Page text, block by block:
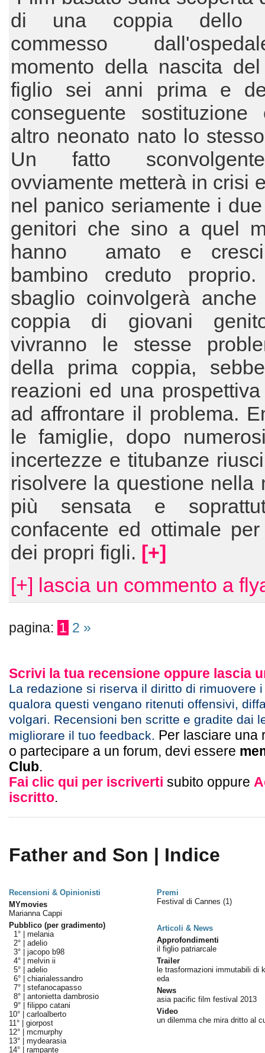
di una coppia dello
commesso
momento della nascita
figlio sei anni prima e
conseguente
altro neonato nato lo
Un fatto
ovviamente metterà in crisi
nel panico seriamente i
genitori che sino a quel
hanno amato e
bambino creduto
sbaglio coinvolgerà anche
coppia di giovani
vivranno le stesse
della prima coppia,
reazioni ed una
ad affrontare il problema.
le famiglie, dopo
incertezze e titubanze
risolvere la questione nella
più sensata e
confacente ed ottimale
dei propri figli. [+]
[+] lascia un commento a
pagina: 1 2 »
Scrivi la tua recensione oppure lascia
La redazione si riserva il diritto di rimuovere
qualora questi vengano ritenuti offensivi,
volgari. Recensioni ben scritte e gradite dai
migliorare il tuo feedback. Per lasciare una
o partecipare a un forum, devi essere
Club.
Fai clic qui per iscriverti subito oppure
iscritto.
Father and Son | Indice
Recensioni & Opinionisti
Premi
MYmovies
Marianna Cappi
Pubblico (per gradimento)
1° | melania
2° | adelio
3° | jacopo b98
4° | melvin ii
5° | adelio
6° | chiarialessandro
7° | stefanocapasso
8° | antonietta dambrosio
9° | filippo catani
10° | carloalberto
11° | giorpost
12° | mcmurphy
13° | mydearasia
14° | rampante
Festival di Cannes (1)
Articoli & News
Approfondimenti
il figlio patriarcale
Trailer
le trasformazioni immutabili di
eda
News
asia pacific film festival 2013
Video
un dilemma che mira dritto al